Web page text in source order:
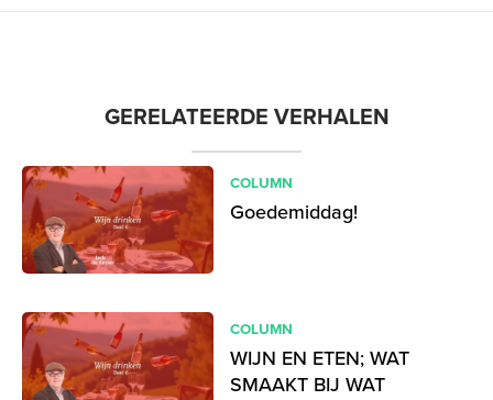
GERELATEERDE VERHALEN
COLUMN
Goedemiddag!
COLUMN
WIJN EN ETEN; WAT
SMAAKT BIJ WAT